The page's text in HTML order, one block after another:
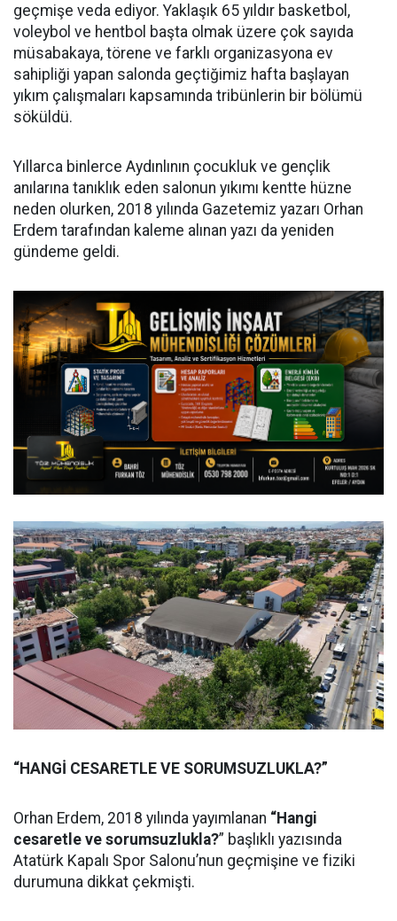
geçmişe veda ediyor. Yaklaşık 65 yıldır basketbol,
voleybol ve hentbol başta olmak üzere çok sayıda
müsabakaya, törene ve farklı organizasyona ev
sahipliği yapan salonda geçtiğimiz hafta başlayan
yıkım çalışmaları kapsamında tribünlerin bir bölümü
söküldü.
Yıllarca binlerce Aydınlının çocukluk ve gençlik
anılarına tanıklık eden salonun yıkımı kentte hüzne
neden olurken, 2018 yılında Gazetemiz yazarı Orhan
Erdem tarafından kaleme alınan yazı da yeniden
gündeme geldi.
“HANGİ CESARETLE VE SORUMSUZLUKLA?”
Orhan Erdem, 2018 yılında yayımlanan “Hangi
cesaretle ve sorumsuzlukla?” başlıklı yazısında
Atatürk Kapalı Spor Salonu’nun geçmişine ve fiziki
durumuna dikkat çekmişti.